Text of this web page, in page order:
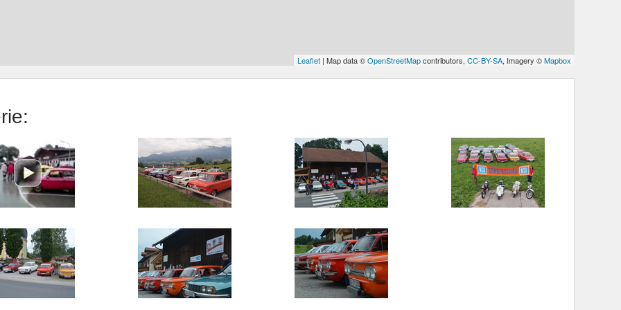
Leaflet | Map data ©OpenStreetMapcontributors, CC-BY-SA, Imagery ©Mapbox